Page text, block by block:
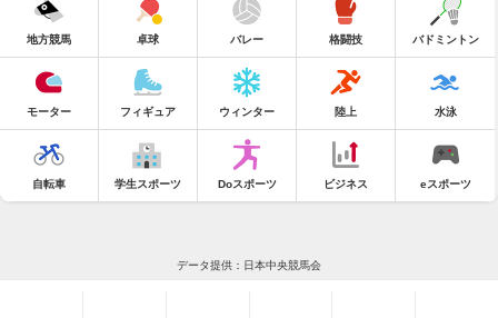
地方競馬 卓球 バレー 格闘技 バドミントン
モーター フィギュア ウィンター 陸上 水泳
自転車 学生スポーツ Doスポーツ ビジネス eスポーツ
データ提供：日本中央競馬会